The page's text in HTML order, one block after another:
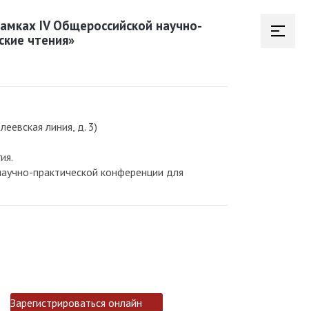
IV Общероссийской научно-
чтения»
линия, д. 3)
практической конференции для
Зарегистрироваться онлайн